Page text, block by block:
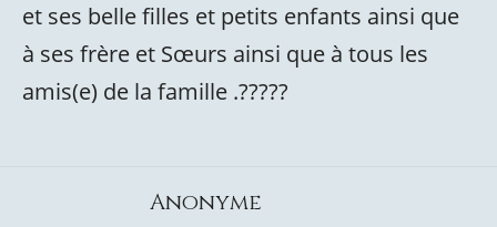
et ses belle filles et petits enfants ainsi que
à ses frère et Sœurs ainsi que à tous les
amis(e) de la famille .?????
Anonyme